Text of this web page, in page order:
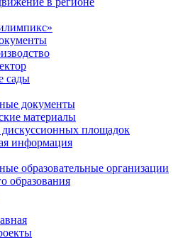
сады
документы
материалы
дискуссионных площадок
информация
образовательные организации
образования